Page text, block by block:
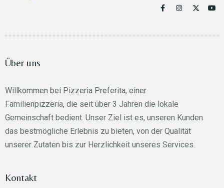
Über uns
Willkommen bei Pizzeria Preferita, einer
Familienpizzeria, die seit über 3 Jahren die lokale
Gemeinschaft bedient. Unser Ziel ist es, unseren Kunden
das bestmögliche Erlebnis zu bieten, von der Qualität
unserer Zutaten bis zur Herzlichkeit unseres Services.
Kontakt